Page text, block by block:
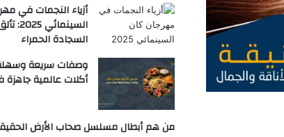
أزياء النجمات في
السجادة الحمراء
وصفات سريعة
أكلات عالمية جاهزة في 30
من هم أبطال مسلسل صحاب الأرض